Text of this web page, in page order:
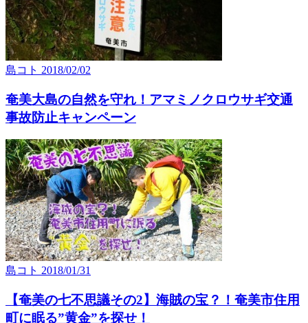
島コト 2018/02/02
奄美大島の自然を守れ！アマミノクロウサギ交通
事故防止キャンペーン
島コト 2018/01/31
【奄美の七不思議その2】海賊の宝？！奄美市住用
町に眠る”黄金”を探せ！